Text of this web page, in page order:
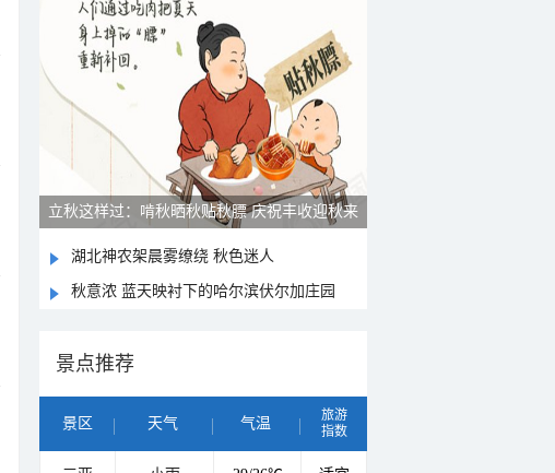
立秋这样过：啃秋晒秋贴秋膘 庆祝丰收迎秋来
湖北神农架晨雾缭绕 秋色迷人
秋意浓 蓝天映衬下的哈尔滨伏尔加庄园
景点推荐
景区 天气 气温
旅游
指数